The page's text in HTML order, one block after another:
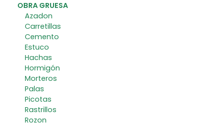
OBRA GRUESA
Azadon
Carretillas
Cemento
Estuco
Hachas
Hormigón
Morteros
Palas
Picotas
Rastrillos
Rozon